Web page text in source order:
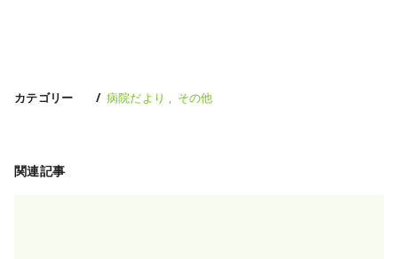
カテゴリー 病院だより その他
関連記事